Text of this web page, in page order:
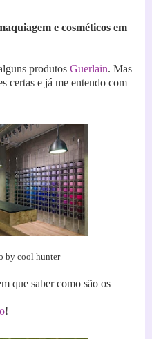
e cosméticos em
produtos Guerlain. Mas
certas e já me entendo com
by cool hunter
que saber como são os
!